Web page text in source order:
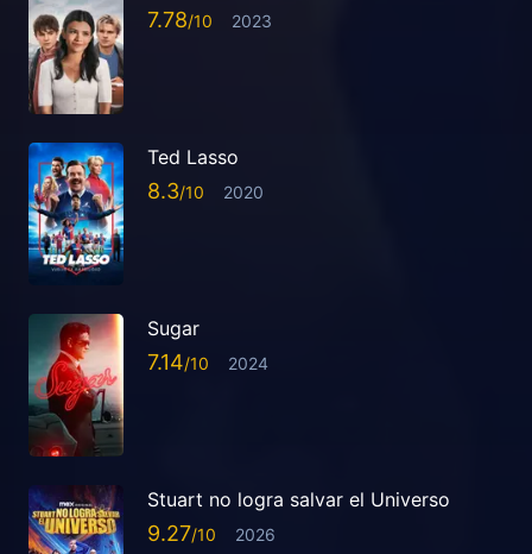
7.78 2023
Ted Lasso
8.3 2020
Sugar
7.14 2024
Stuart no logra salvar el Universo
9.27 2026